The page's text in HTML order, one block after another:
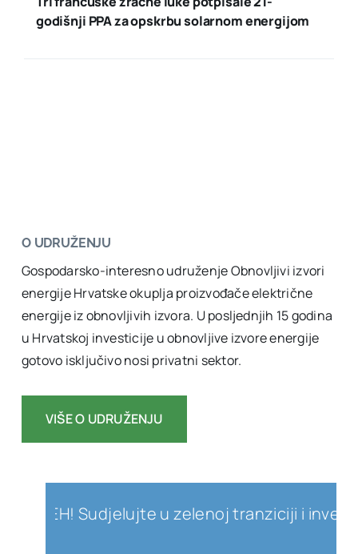
godišnji PPA za opskrbu solarnom energijom
O UDRUŽENJU
Gospodarsko-interesno udruženje Obnovljivi izvori
energije Hrvatske okuplja proizvođače električne
energije iz obnovljivih izvora. U posljednjih 15 godina
u Hrvatskoj investicije u obnovljive izvore energije
gotovo isključivo nosi privatni sektor.
VIŠE O UDRUŽENJU
OIEH! Sudjelujte u zelenoj tranziciji i